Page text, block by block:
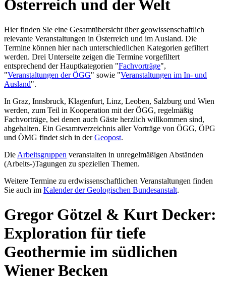
Österreich und der Welt
Hier finden Sie eine Gesamtübersicht über geowissenschaftlich
relevante Veranstaltungen in Österreich und im Ausland. Die
Termine können hier nach unterschiedlichen Kategorien gefiltert
werden. Drei Unterseite zeigen die Termine vorgefiltert
entsprechend der Hauptkategorien "Fachvorträge",
"Veranstaltungen der ÖGG" sowie "Veranstaltungen im In- und
Ausland".
In Graz, Innsbruck, Klagenfurt, Linz, Leoben, Salzburg und Wien
werden, zum Teil in Kooperation mit der ÖGG, regelmäßig
Fachvorträge, bei denen auch Gäste herzlich willkommen sind,
abgehalten. Ein Gesamtverzeichnis aller Vorträge von ÖGG, ÖPG
und ÖMG findet sich in derGeopost.
Die Arbeitsgruppen veranstalten in unregelmäßigen Abständen
(Arbeits-)Tagungen zu speziellen Themen.
Weitere Termine zu erdwissenschaftlichen Veranstaltungen finden
Sie auch im Kalender der Geologischen Bundesanstalt.
Gregor Götzel & Kurt Decker:
Exploration für tiefe
Geothermie im südlichen
Wiener Becken